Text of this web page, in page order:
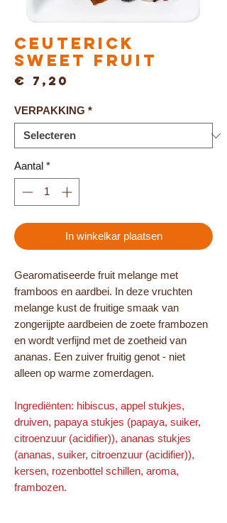
Ceuterick
Sweet Fruit
€ 7,20
VERPAKKING *
Aantal *
In winkelkar plaatsen
Gearomatiseerde fruit melange met
framboos en aardbei. In deze vruchten
melange kust de fruitige smaak van
zongerijpte aardbeien de zoete frambozen
en wordt verfijnd met de zoetheid van
ananas. Een zuiver fruitig genot - niet
alleen op warme zomerdagen.
Ingrediënten: hibiscus, appel stukjes,
druiven, papaya stukjes (papaya, suiker,
citroenzuur (acidifier)), ananas stukjes
(ananas, suiker, citroenzuur (acidifier)),
kersen, rozenbottel schillen, aroma,
frambozen.